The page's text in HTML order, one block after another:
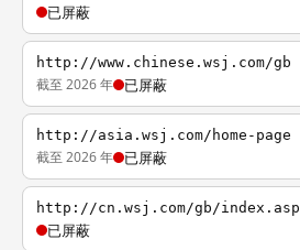
已屏蔽
http://www.chinese.wsj.com/gb
截至 2026 年 已屏蔽
http://asia.wsj.com/home-page
截至 2026 年 已屏蔽
http://cn.wsj.com/gb/index.asp
已屏蔽